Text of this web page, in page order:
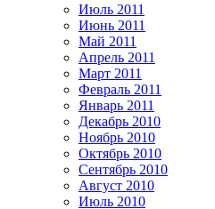
Июль 2011
Июнь 2011
Май 2011
Апрель 2011
Март 2011
Февраль 2011
Январь 2011
Декабрь 2010
Ноябрь 2010
Октябрь 2010
Сентябрь 2010
Август 2010
Июль 2010